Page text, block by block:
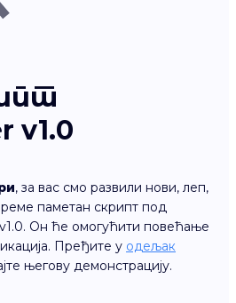
v1.0
, за вас смо развили нови, леп,
паметан скрипт под
v1.0. Он ће омогућити повећање
Пређите у одељак
његову демонстрацију.